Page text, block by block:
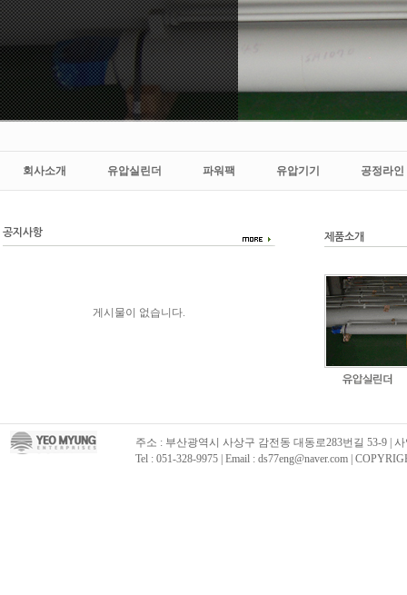
회사소개 유압실린더 파워팩 유압기기 공정라인
공지사항
게시물이 없습니다.
제품소개
주소 : 부산광역시 사상구 감전동 대동로283번길 53-9 |
Tel : 051-328-9975 | Email : ds77eng@naver.com |